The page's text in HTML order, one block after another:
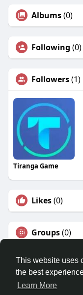
This website uses
the best
Learn More
Albums(0)
Following (0)
Followers(1)
Tiranga Game
Likes(0)
Groups(0)
©
Home
About